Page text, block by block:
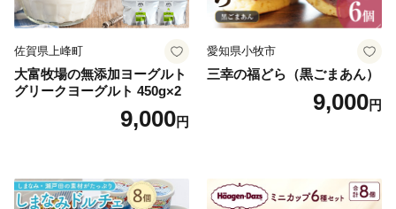
佐賀県上峰町
大富牧場の無添加ヨーグルト
グリークヨーグルト 450g×2
9,000円
愛知県小牧市
三幸の福どら（黒ごまあん）
9,000円